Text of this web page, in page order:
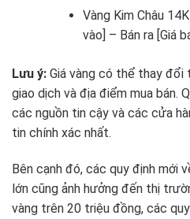
Vàng Kim Châu
vào] – Bán ra [Giá
Lưu ý: Giá vàng có thể thay
giao dịch và địa điểm mua bán.
các nguồn tin cậy và các cửa
tin chính xác nhất.
Bên cạnh đó, các quy định mới
lớn cũng ảnh hưởng đến thị
vàng trên 20 triệu đồng, các